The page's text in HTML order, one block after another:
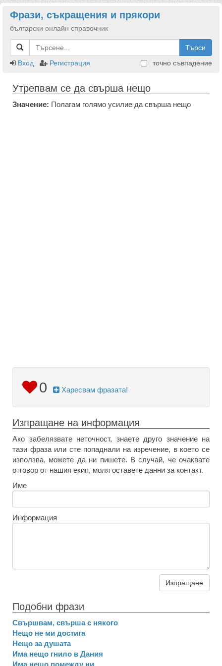
Фрази, съкращения и прякори
български онлайн справочник
Търси
Вход
Регистрация точно съвпадение
Утрепвам се да свърша нещо
Значение: Полагам голямо усилие да свърша нещо
0 Харесвам фразата!
Изпращане на информация
Ако забелязвате неточност, знаете друго значение на
тази фраза или сте попаднали на изречение, в което се
използва, можете да ни пишете. В случай, че очаквате
отговор от нашия екип, моля оставете данни за контакт.
Име
Информация
Изпращане
Подобни фрази
Свършвам, свърша с някого
Нещо не ми достига
Нещо за душата
Има нещо гнило в Дания
Има нещо помежду ни